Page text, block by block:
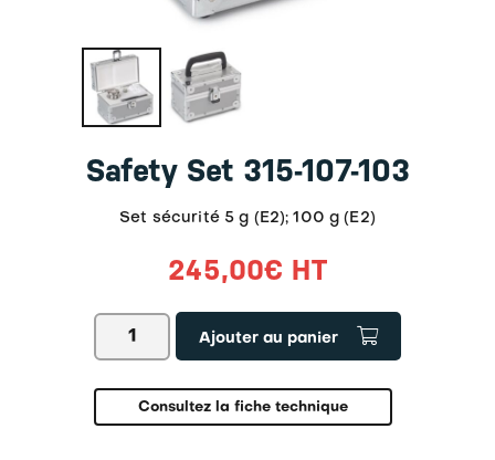
Safety Set 315-107-103
Set sécurité 5 g (E2); 100 g (E2)
245,00€ HT
quantité
Safety
107-
Ajouter au panier
Consultez la fiche technique